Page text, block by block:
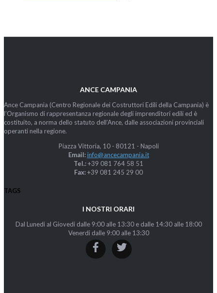
ANCE CAMPANIA
Ance Campania (Centro Regionale dei Costruttori Edili della Campania) è
l’Organismo di rappresentanza regionale degli imprenditori edili ed è
costituito, a norma dello statuto dell’Ance, dalle associazioni provinciali
operanti nella regione.
Piazza Vittoria, 10 - 80121 - Napoli
Email:info@ancecampania.it
Tel.:+39 081 764 58 51
Fax:+39 081 245 29 00
TAGS
I NOSTRI ORARI
Dal Lunedi al Giovedi dalle 9:00 alle 13:30 e dalle 14:30 alle 18:00
Venerdi dalle 9:00 alle 13:30